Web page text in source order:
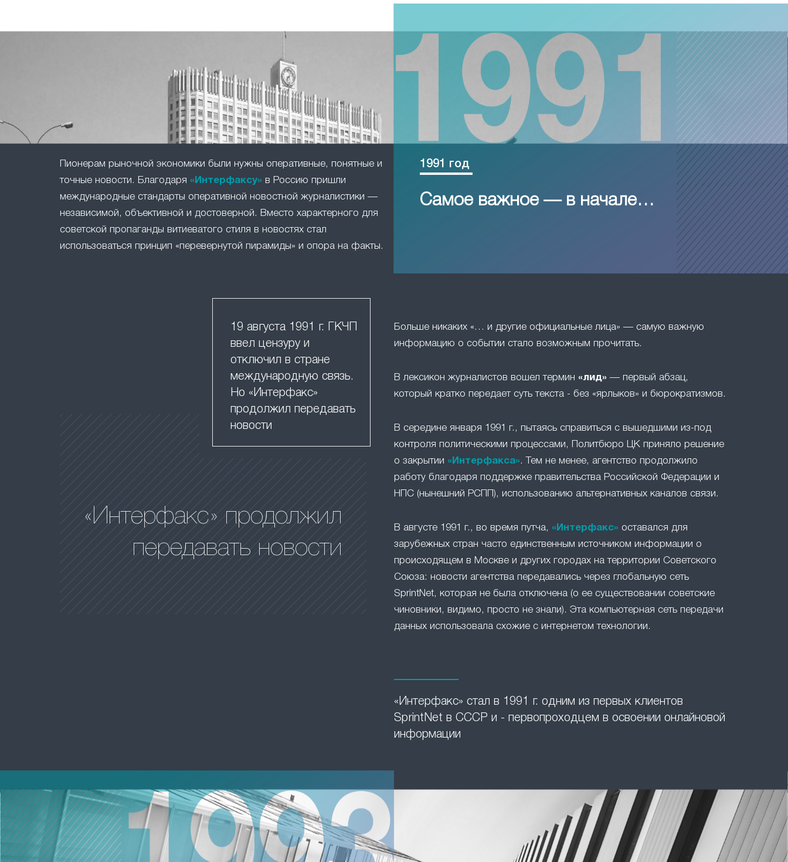
Пионерам рыночной экономики были нужны оперативные, понятные и
точные новости. Благодаря «Интерфаксу» в Россию пришли
международные стандарты оперативной новостной журналистики —
независимой, объективной и достоверной. Вместо характерного для
советской пропаганды витиеватого стиля в новостях стал
использоваться принцип «перевернутой пирамиды» и опора на факты.
1991 год
Самое важное — в начале…
19 августа 1991 г. ГКЧП
ввел цензуру и
отключил в стране
международную связь.
Но «Интерфакс»
продолжил передавать
новости
«Интерфакс» продолжил
передавать новости
Больше никаких «… и другие официальные лица» — самую важную
информацию о событии стало возможным прочитать.
В лексикон журналистов вошел термин «лид» — первый абзац,
который кратко передает суть текста - без «ярлыков» и бюрократизмов.
В середине января 1991 г., пытаясь справиться с вышедшими из-под
контроля политическими процессами, Политбюро ЦК приняло решение
о закрытии «Интерфакса». Тем не менее, агентство продолжило
работу благодаря поддержке правительства Российской Федерации и
НПС (нынешний РСПП), использованию альтернативных каналов связи.
В августе 1991 г., во время путча, «Интерфакс» оставался для
зарубежных стран часто единственным источником информации о
происходящем в Москве и других городах на территории Советского
Союза: новости агентства передавались через глобальную сеть
SprintNet, которая не была отключена (о ее существовании советские
чиновники, видимо, просто не знали). Эта компьютерная сеть передачи
данных использовала схожие с интернетом технологии.
«Интерфакс» стал в 1991 г. одним из первых клиентов
SprintNet в СССР и - первопроходцем в освоении онлайновой
информации